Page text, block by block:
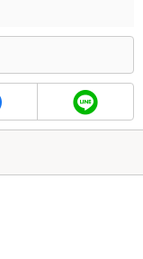
。正しい情報はお店へお問い